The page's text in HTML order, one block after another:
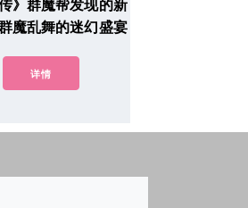
传》群魔帮发现的新
魔乱舞的迷幻盛宴
详情